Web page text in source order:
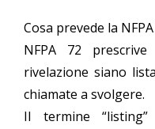
Cosa prevede la NFPA
NFPA 72
rivelazione siano
chiamate a svolgere.
Il termine